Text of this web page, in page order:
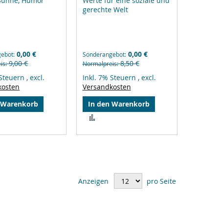
0,00 €
9,00 €
,excl.
gerechte Welt
Sonderangebot 0,00 €
Normalpreis 8,50 €
Inkl. 7% Steuern , excl.
Versandkosten
In den Warenkorb
hinzufügen
Anzeigen pro Seite